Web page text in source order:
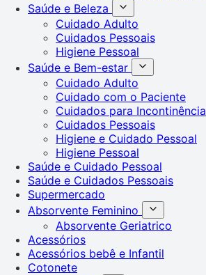
Saúde e Beleza
Cuidado Adulto
Cuidados Pessoais
Higiene Pessoal
Saúde e Bem-estar
Cuidado Adulto
Cuidado com o Paciente
Cuidados para Incontinência
Cuidados Pessoais
Higiene e Cuidado Pessoal
Higiene Pessoal
Saúde e Cuidado Pessoal
Saúde e Cuidados Pessoais
Supermercado
Absorvente Feminino
Absorvente Geriatrico
Acessórios
Acessórios bebê e Infantil
Cotonete